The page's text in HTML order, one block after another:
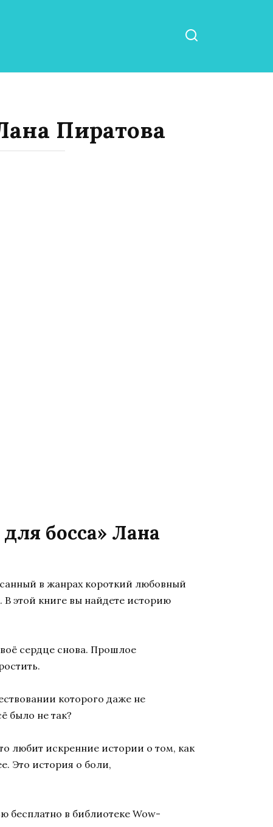
Пиратова
босса» Лана
в жанрах короткий любовный
этой книге вы найдете историю
сердце снова. Прошлое
которого даже не
было не так?
любит искренние истории о том, как
Это история о боли,
бесплатно в библиотеке Wow-